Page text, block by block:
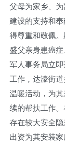
父母为家乡、
建设的支持和
得尊重和敬佩
盛父亲身患癌
军人事务局立
工作，达濠街
温暖活动，为
续的帮扶工作
存在较大安全
出资为其安装